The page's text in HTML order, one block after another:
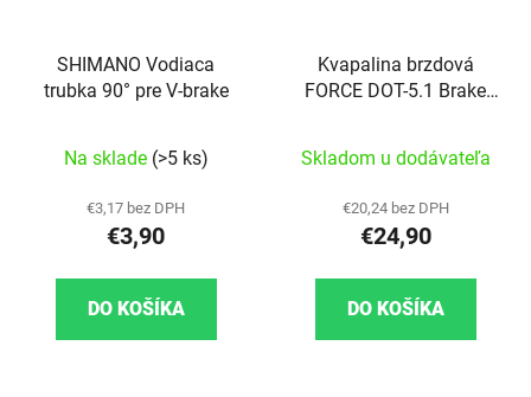
SHIMANO Vodiaca
trubka 90° pre V-brake
Na sklade (>5 ks)
€3,17 bez DPH
€3,90
DO KOŠÍKA
Kvapalina brzdová
FORCE DOT-5.1 Brake
Skladom u dodávateľa
€20,24 bez DPH
€24,90
DO KOŠÍKA